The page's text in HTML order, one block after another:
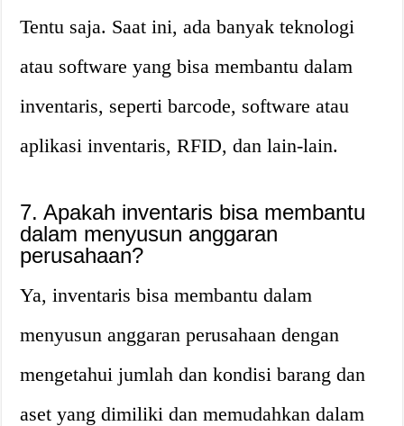
Tentu saja. Saat ini, ada banyak teknologi
atau software yang bisa membantu dalam
inventaris, seperti barcode, software atau
aplikasi inventaris, RFID, dan lain-lain.
7. Apakah inventaris bisa membantu
dalam menyusun anggaran
perusahaan?
Ya, inventaris bisa membantu dalam
menyusun anggaran perusahaan dengan
mengetahui jumlah dan kondisi barang dan
aset yang dimiliki dan memudahkan dalam